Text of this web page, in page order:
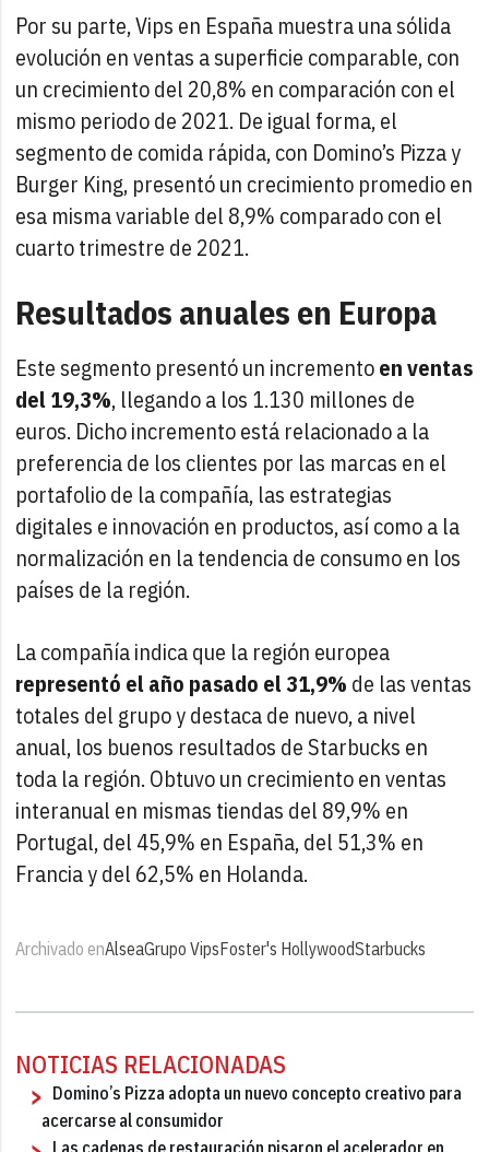
Por su parte, Vips en España muestra una sólida
evolución en ventas a superficie comparable, con
un crecimiento del 20,8% en comparación con el
mismo periodo de 2021. De igual forma, el
segmento de comida rápida, con Domino’s Pizza y
Burger King, presentó un crecimiento promedio en
esa misma variable del 8,9% comparado con el
cuarto trimestre de 2021.
Resultados anuales en Europa
Este segmento presentó un incrementoen ventas
del 19,3%, llegando a los 1.130 millones de
euros. Dicho incremento está relacionado a la
preferencia de los clientes por las marcas en el
portafolio de la compañía, las estrategias
digitales e innovación en productos, así como a la
normalización en la tendencia de consumo en los
países de la región.
La compañía indica que la región europea
representó el año pasado el 31,9% de las ventas
totales del grupo y destaca de nuevo, a nivel
anual, los buenos resultados de Starbucks en
toda la región. Obtuvo un crecimiento en ventas
interanual en mismas tiendas del 89,9% en
Portugal, del 45,9% en España, del 51,3% en
Francia y del 62,5% en Holanda.
Archivado enAlseaGrupo VipsFoster's HollywoodStarbucks
NOTICIAS RELACIONADAS
Domino’s Pizza adopta un nuevo concepto creativo para
acercarse al consumidor
Las cadenas de restauración pisaron el acelerador en